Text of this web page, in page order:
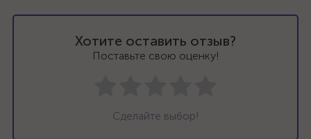
Хотите оставить отзыв?
Поставьте свою оценку!
Сделайте выбор!